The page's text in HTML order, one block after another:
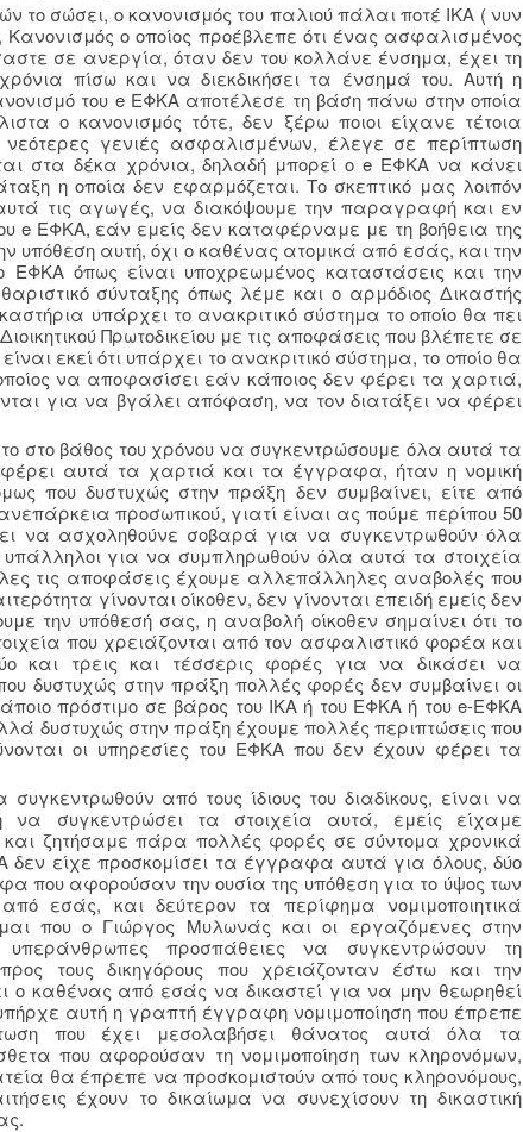
το σώσει, ο κανονισμός του παλιού πάλαι ποτέ ΙΚΑ ( νυν
ο οποίος προέβλεπε ότι ένας ασφαλισμένος
σε ανεργία, όταν δεν του κολλάνε ένσημα, έχει τη
πίσω και να διεκδικήσει τα ένσημά του. Αυτή η
του e ΕΦΚΑ αποτέλεσε τη βάση πάνω στην οποία
ο κανονισμός τότε, δεν ξέρω ποιοι είχανε τέτοια
γενιές ασφαλισμένων, έλεγε σε περίπτωση
στα δέκα χρόνια, δηλαδή μπορεί ο e ΕΦΚΑ να κάνει
η οποία δεν εφαρμόζεται. Το σκεπτικό μας λοιπόν
τις αγωγές, να διακόψουμε την παραγραφή και εν
e ΕΦΚΑ, εάν εμείς δεν καταφέρναμε με τη βοήθεια της
υπόθεση αυτή, όχι ο καθένας ατομικά από εσάς, και την
ΕΦΚΑ όπως είναι υποχρεωμένος καταστάσεις και την
σύνταξης όπως λέμε και ο αρμόδιος Δικαστής
υπάρχει το ανακριτικό σύστημα το οποίο θα πει
Πρωτοδικείου με τις αποφάσεις που βλέπετε σε
εκεί ότι υπάρχει το ανακριτικό σύστημα, το οποίο θα
να αποφασίσει εάν κάποιος δεν φέρει τα χαρτιά,
για να βγάλει απόφαση, να τον διατάξει να φέρει
στο βάθος του χρόνου να συγκεντρώσουμε όλα αυτά τα
αυτά τα χαρτιά και τα έγγραφα, ήταν η νομική
που δυστυχώς στην πράξη δεν συμβαίνει, είτε από
προσωπικού, γιατί είναι ας πούμε περίπου 50
να ασχοληθούνε σοβαρά για να συγκεντρωθούν όλα
για να συμπληρωθούν όλα αυτά τα στοιχεία
τις αποφάσεις έχουμε αλλεπάλληλες αναβολές που
γίνονται οίκοθεν, δεν γίνονται επειδή εμείς δεν
την υπόθεσή σας, η αναβολή οίκοθεν σημαίνει ότι το
που χρειάζονται από τον ασφαλιστικό φορέα και
και τρεις και τέσσερις φορές για να δικάσει να
δυστυχώς στην πράξη πολλές φορές δεν συμβαίνει οι
πρόστιμο σε βάρος του ΙΚΑ ή του ΕΦΚΑ ή του e-ΕΦΚΑ
δυστυχώς στην πράξη έχουμε πολλές περιπτώσεις που
οι υπηρεσίες του ΕΦΚΑ που δεν έχουν φέρει τα
από τους ίδιους του διαδίκους, είναι να
συγκεντρώσει τα στοιχεία αυτά, εμείς είχαμε
ζητήσαμε πάρα πολλές φορές σε σύντομα χρονικά
δεν είχε προσκομίσει τα έγγραφα αυτά για όλους, δύο
που αφορούσαν την ουσία της υπόθεση για το ύψος των
εσάς, και δεύτερον τα περίφημα νομιμοποιητικά
που ο Γιώργος Μυλωνάς και οι εργαζόμενες στην
προσπάθειες να συγκεντρώσουν τη
τους δικηγόρους που χρειάζονταν έστω και την
ο καθένας από εσάς να δικαστεί για να μην θεωρηθεί
αυτή η γραπτή έγγραφη νομιμοποίηση που έπρεπε
που έχει μεσολαβήσει θάνατος αυτά όλα τα
που αφορούσαν τη νομιμοποίηση των κληρονόμων,
θα έπρεπε να προσκομιστούν από τους κληρονόμους,
έχουν το δικαίωμα να συνεχίσουν τη δικαστική